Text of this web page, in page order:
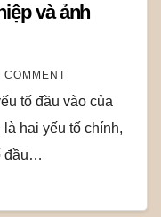
và ảnh
COMMENT
tố đầu vào của
hai yếu tố chính,
đầu…